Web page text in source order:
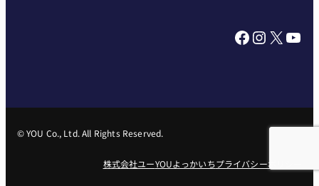
Facebook InstagramX YouTube
© YOU Co., Ltd. All Rights Reserved.
株式会社ユーYOUよっかいちプライバシーポリシー